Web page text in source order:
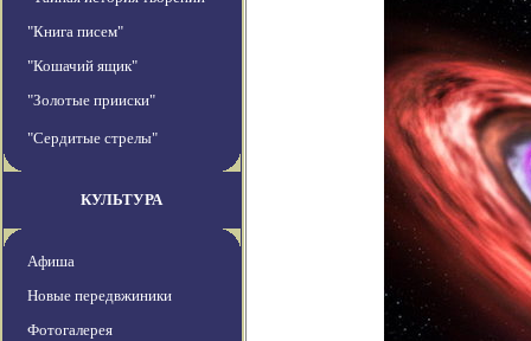
"Книга писем"
"Кошачий ящик"
"Золотые прииски"
"Сердитые стрелы"
КУЛЬТУРА
Афиша
Новые передвжиники
Фотогалерея